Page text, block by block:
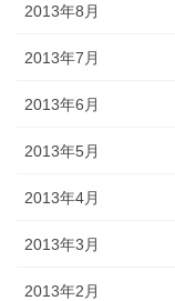
2013年8月
2013年7月
2013年6月
2013年5月
2013年4月
2013年3月
2013年2月